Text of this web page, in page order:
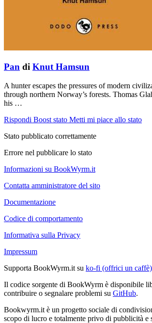
Pan di Knut Hamsun
A hunter escapes the pressures of modern
through northern Norway’s forests. Thomas
his …
Rispondi Boost stato Metti mi piace allo stato
Stato pubblicato correttamente
Errore nel pubblicare lo stato
Informazioni su BookWyrm.it
Contatta amministratore del sito
Documentazione
Codice di comportamento
Informativa sulla Privacy
Impressum
Supporta BookWyrm.it su ko-fi (offrici un caffè)
Il codice sorgente di BookWyrm è disponibile
contribuire o segnalare problemi su GitHub.
Bookwyrm.it è un progetto sociale di
scopo di lucro e totalmente privo di pubblicità e